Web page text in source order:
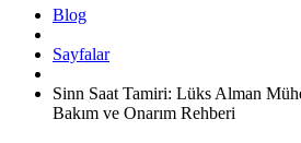
Blog
Sayfalar
Sinn Saat Tamiri: Lüks Alman
Bakım ve Onarım Rehberi